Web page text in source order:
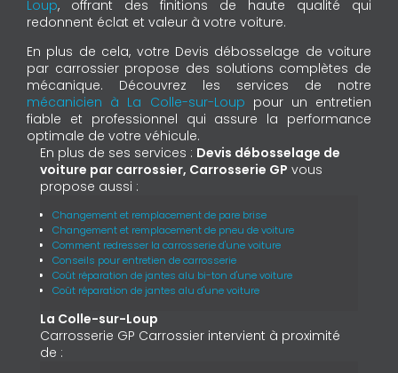
Loup, offrant des finitions de haute qualité qui
redonnent éclat et valeur à votre voiture.
En plus de cela, votre Devis débosselage de voiture
par carrossier propose des solutions complètes de
mécanique. Découvrez les services de notre
mécanicien à La Colle-sur-Loup pour un entretien
fiable et professionnel qui assure la performance
optimale de votre véhicule.
En plus de ses services : Devis débosselage de
voiture par carrossier, Carrosserie GP vous
propose aussi :
Changement et remplacement de pare brise
Changement et remplacement de pneu de voiture
Comment redresser la carrosserie d'une voiture
Conseils pour entretien de carrosserie
Coût réparation de jantes alu bi-ton d'une voiture
Coût réparation de jantes alu d'une voiture
La Colle-sur-Loup
Carrosserie GP Carrossier intervient à proximité
de :